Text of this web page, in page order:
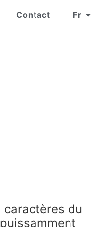
Contact Fr
du